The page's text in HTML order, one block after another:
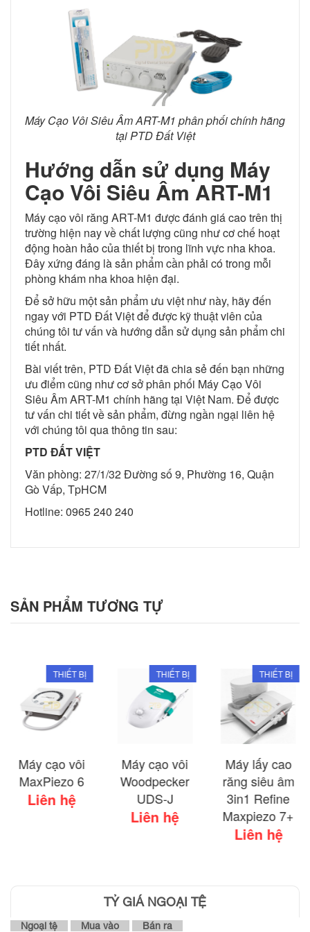
Máy Cạo Vôi Siêu Âm ART-M1 phân phối chính hãng
tại PTD Đất Việt
Hướng dẫn sử dụng Máy
Cạo Vôi Siêu Âm ART-M1
Máy cạo vôi răng ART-M1 được đánh giá cao trên thị
trường hiện nay về chất lượng cũng như cơ chế hoạt
động hoàn hảo của thiết bị trong lĩnh vực nha khoa.
Đây xứng đáng là sản phẩm cần phải có trong mỗi
phòng khám nha khoa hiện đại.
Để sở hữu một sản phẩm ưu việt như này, hãy đến
ngay với PTD Đất Việt để được kỹ thuật viên của
chúng tôi tư vấn và hướng dẫn sử dụng sản phẩm chi
tiết nhất.
Bài viết trên, PTD Đất Việt đã chia sẻ đến bạn những
ưu điểm cũng như cơ sở phân phối Máy Cạo Vôi
Siêu Âm ART-M1 chính hãng tại Việt Nam. Để được
tư vấn chi tiết về sản phẩm, đừng ngần ngại liên hệ
với chúng tôi qua thông tin sau:
PTD ĐẤT VIỆT
Văn phòng: 27/1/32 Đường số 9, Phường 16, Quận
Gò Vấp, TpHCM
Hotline: 0965 240 240
SẢN PHẨM TƯƠNG TỰ
THIẾT BỊ
Máy cạo vôi
MaxPiezo 6
Liên hệ
THIẾT BỊ
Máy cạo vôi
Woodpecker
UDS-J
Liên hệ
THIẾT BỊ
Máy lấy cao
răng siêu âm
3in1 Refine
Maxpiezo 7+
Liên hệ
TỶ GIÁ NGOẠI TỆ
Ngoại tệ Mua vào Bán ra